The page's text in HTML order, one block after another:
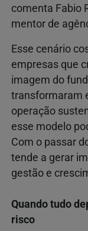
comenta Fabio
mentor de
Esse cenário
empresas que
imagem do
transformaram
operação
esse modelo
Com o passar
tende a gerar
gestão e
Quando tudo
risco